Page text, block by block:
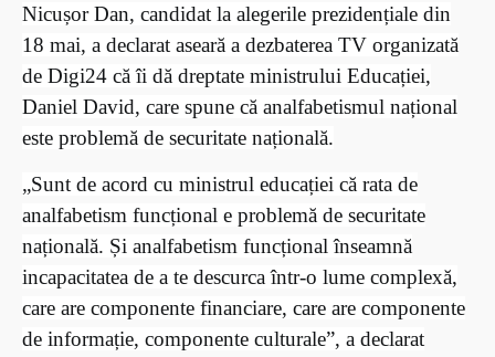
Nicușor Dan, candidat la alegerile prezidențiale din
18 mai, a declarat aseară a dezbaterea TV organizată
de Digi24 că îi dă dreptate ministrului Educației,
Daniel David, care spune că analfabetismul național
este problemă de securitate națională.
„Sunt de acord cu ministrul educației că rata de
analfabetism funcțional e problemă de securitate
națională. Și analfabetism funcțional înseamnă
incapacitatea de a te descurca într-o lume complexă,
care are componente financiare, care are componente
de informație, componente culturale”, a declarat